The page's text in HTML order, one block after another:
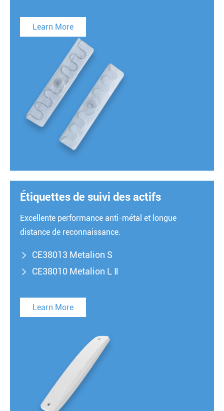
Learn More
Étiquettes de suivi des actifs
Excellente performance anti-métal et longue
distance de reconnaissance.
 CE38013 Metalion S
 CE38010 Metalion L Ⅱ
Learn More